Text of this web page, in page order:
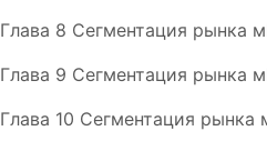
Глава 8 Сегментация рынка
Глава 9 Сегментация рынка
Глава 10 Сегментация рынка